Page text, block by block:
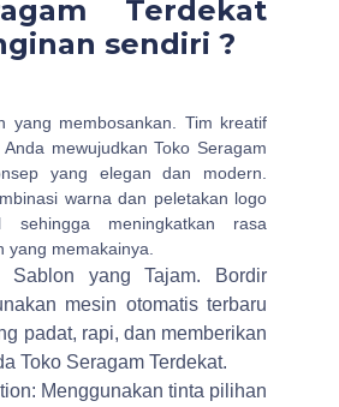
Terdekat
sendiri ?
yang membosankan. Tim kreatif
mewujudkan Toko Seragam
yang elegan dan modern.
warna dan peletakan logo
sehingga meningkatkan rasa
yang memakainya.
Sablon yang Tajam.
Bordir
mesin otomatis terbaru
padat, rapi, dan memberikan
Toko Seragam Terdekat.
Menggunakan tinta pilihan